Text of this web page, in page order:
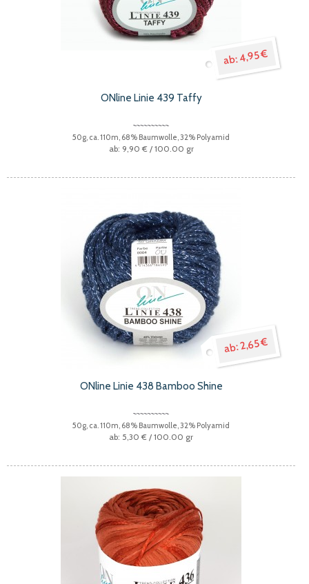
4,95 €
ONline Linie 439 Taffy
50g, ca. 110m, 68% Baumwolle, 32% Polyamid
9,90 € / 100.00 gr
2,65 €
ONline Linie 438 Bamboo Shine
50g, ca. 110m, 68% Baumwolle, 32% Polyamid
5,30 € / 100.00 gr